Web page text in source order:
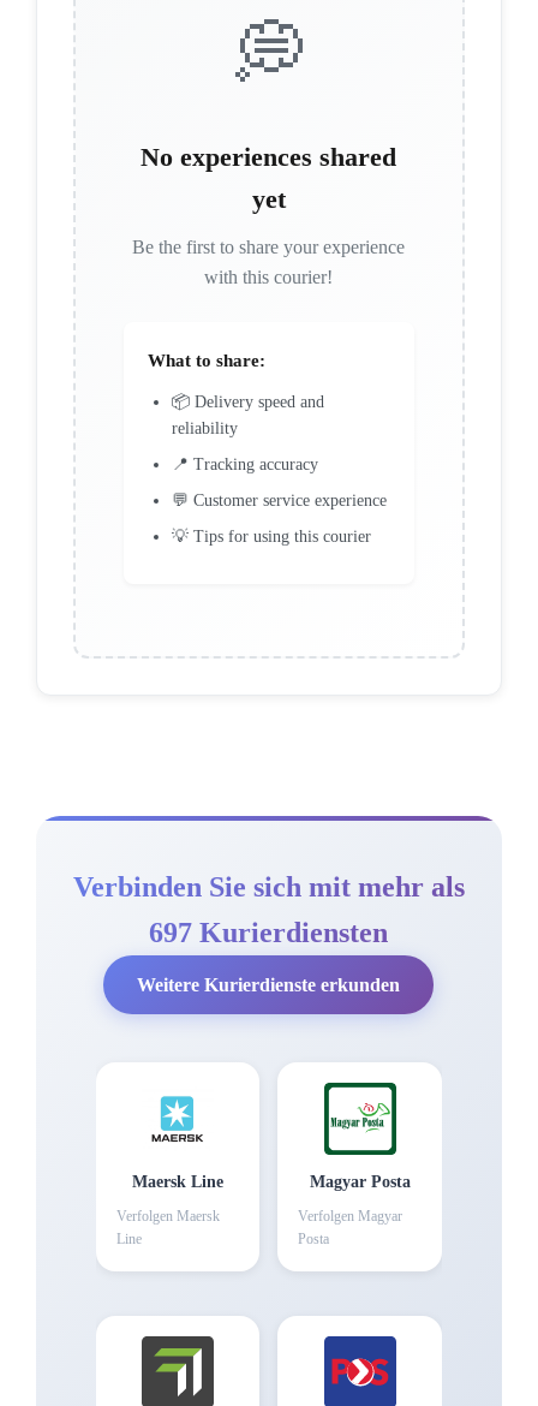
💭
No experiences shared
yet
Be the first to share your experience
with this courier!
What to share:
📦 Delivery speed and
reliability
📍 Tracking accuracy
💬 Customer service experience
💡 Tips for using this courier
Verbinden Sie sich mit mehr als
697 Kurierdiensten
Weitere Kurierdienste erkunden
Maersk Line
Verfolgen Maersk
Line
Magyar Posta
Verfolgen Magyar
Posta